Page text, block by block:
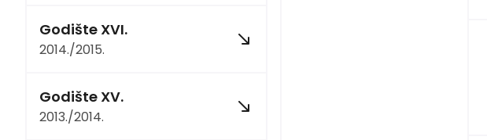
Godište XVI.
2014./2015.
Godište XV.
2013./2014.